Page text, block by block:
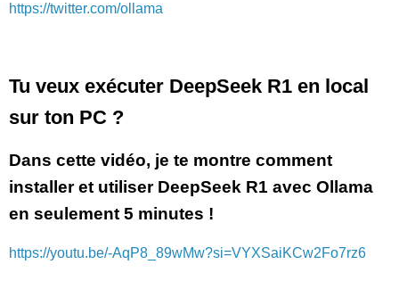
https://twitter.com/ollama
Tu veux exécuter DeepSeek R1 en local
sur ton PC ?
Dans cette vidéo, je te montre comment
installer et utiliser DeepSeek R1 avec Ollama
en seulement 5 minutes !
https://youtu.be/-AqP8_89wMw?si=VYXSaiKCw2Fo7rz6